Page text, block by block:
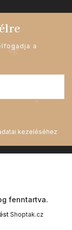
a
fenntartva.
Shoptak.cz